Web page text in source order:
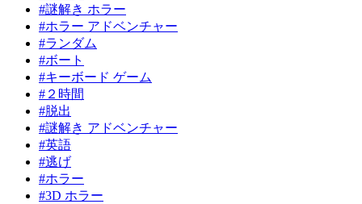
#謎解き ホラー
#ホラー アドベンチャー
#ランダム
#ボート
#キーボード ゲーム
#２時間
#脱出
#謎解き アドベンチャー
#英語
#逃げ
#ホラー
#3D ホラー